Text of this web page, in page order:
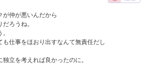
が仲が悪いんだから
ろうね。
も仕事をほおり出すなんて無責任だし
立を考えれば良かったのに。